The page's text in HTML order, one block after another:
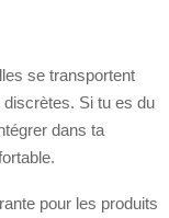
se transportent
Si tu es du
dans ta
pour les produits